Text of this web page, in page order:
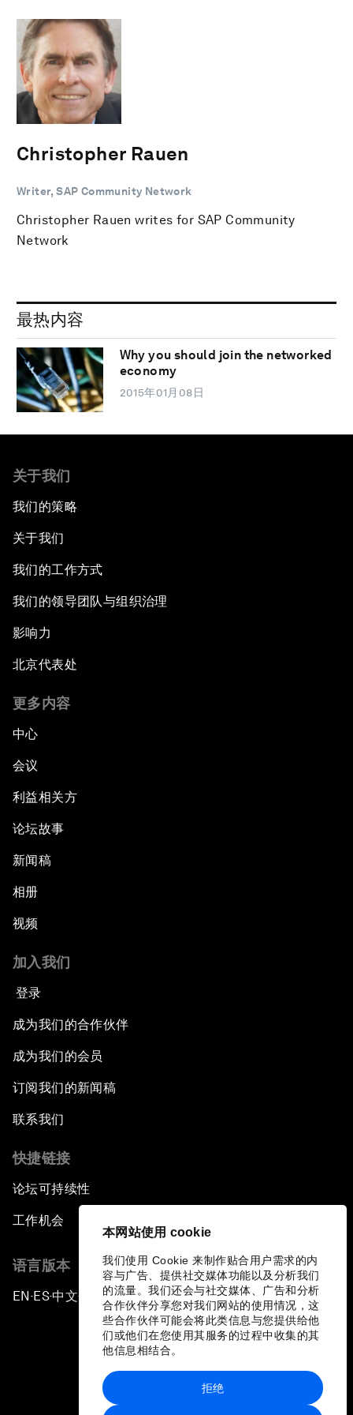
本网站使用 cookie
我们使用 Cookie 来制作贴合用户需求的内
容与广告、提供社交媒体功能以及分析我们
的流量。我们还会与社交媒体、广告和分析
合作伙伴分享您对我们网站的使用情况，这
些合作伙伴可能会将此类信息与您提供给他
们或他们在您使用其服务的过程中收集的其
他信息相结合。
拒绝
Christopher Rauen
Writer, SAP Community Network
Christopher Rauen writes for SAP Community
Network
最热内容
Why you should join the networked
economy
2015年01月08日
关于我们
我们的策略
关于我们
我们的工作方式
我们的领导团队与组织治理
影响力
北京代表处
更多内容
中心
会议
利益相关方
论坛故事
新闻稿
相册
视频
加入我们
登录
成为我们的合作伙伴
成为我们的会员
订阅我们的新闻稿
联系我们
快捷链接
论坛可持续性
工作机会
语言版本
EN ▪ES▪中文▪ 日本語